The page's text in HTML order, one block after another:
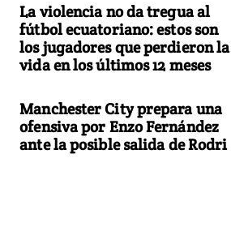
La violencia no da tregua al
fútbol ecuatoriano: estos son
los jugadores que perdieron la
vida en los últimos 12 meses
Manchester City prepara una
ofensiva por Enzo Fernández
ante la posible salida de Rodri